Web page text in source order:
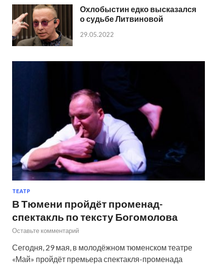
Охлобыстин едко высказался
о судьбе Литвиновой
29.05.2022
ТЕАТР
В Тюмени пройдёт променад-
спектакль по тексту Богомолова
Оставьте комментарий
Сегодня, 29 мая, в молодёжном тюменском театре
«Май» пройдёт премьера спектакля-променада